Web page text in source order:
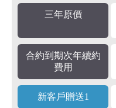
三年原價
合約到期次年續約
費用
新客戶贈送1